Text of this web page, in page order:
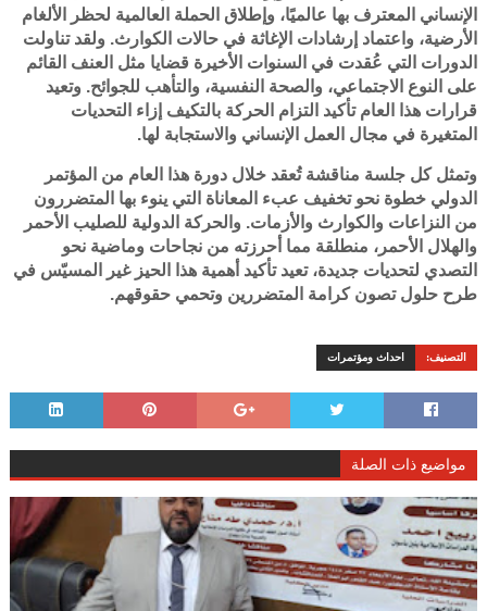
الإنساني المعترف بها عالميًا، وإطلاق الحملة العالمية لحظر الألغام
الأرضية، واعتماد إرشادات الإغاثة في حالات الكوارث. ولقد تناولت
الدورات التي عُقدت في السنوات الأخيرة قضايا مثل العنف القائم
على النوع الاجتماعي، والصحة النفسية، والتأهب للجوائح. وتعيد
قرارات هذا العام تأكيد التزام الحركة بالتكيف إزاء التحديات
المتغيرة في مجال العمل الإنساني والاستجابة لها.
وتمثل كل جلسة مناقشة تُعقد خلال دورة هذا العام من المؤتمر
الدولي خطوة نحو تخفيف عبء المعاناة التي ينوء بها المتضررون
من النزاعات والكوارث والأزمات. والحركة الدولية للصليب الأحمر
والهلال الأحمر، منطلقة مما أحرزته من نجاحات وماضية نحو
التصدي لتحديات جديدة، تعيد تأكيد أهمية هذا الحيز غير المسيّس في
طرح حلول تصون كرامة المتضررين وتحمي حقوقهم.
التصنيف: احداث ومؤتمرات
مواضيع ذات الصلة